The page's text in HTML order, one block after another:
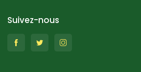
Suivez-nous